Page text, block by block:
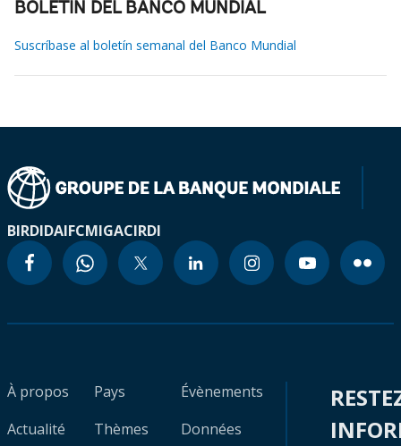
BOLETÍN DEL BANCO MUNDIAL
Suscríbase al boletín semanal del Banco Mundial
BIRDIDAIFCMIGACIRDI
À propos
Actualité
Pays
Thèmes
Évènements
Données